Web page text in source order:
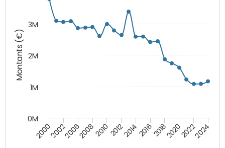
Montants (€)
20002002200620082010 2012201420162018202020222024
0M
1M
2M
3M